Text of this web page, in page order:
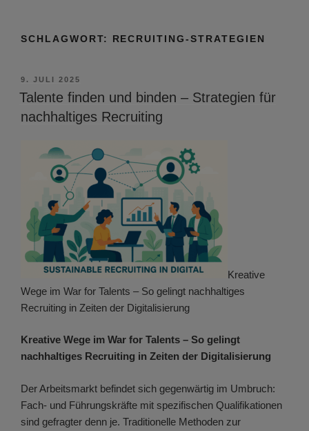
SCHLAGWORT: RECRUITING-STRATEGIEN
VERÖFFENTLICHT
AM
9. JULI 2025
Talente finden und binden – Strategien für
nachhaltiges Recruiting
Kreative
Wege im War for Talents – So gelingt nachhaltiges
Recruiting in Zeiten der Digitalisierung
Kreative Wege im War for Talents – So gelingt
nachhaltiges Recruiting in Zeiten der Digitalisierung
Der Arbeitsmarkt befindet sich gegenwärtig im Umbruch:
Fach- und Führungskräfte mit spezifischen Qualifikationen
sind gefragter denn je. Traditionelle Methoden zur